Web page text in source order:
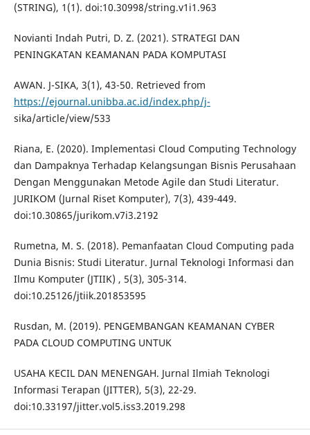
(STRING), 1(1). doi:10.30998/string.v1i1.963
Novianti Indah Putri, D. Z. (2021). STRATEGI DAN
PENINGKATAN KEAMANAN PADA KOMPUTASI
AWAN. J-SIKA, 3(1), 43-50. Retrieved from
https://ejournal.unibba.ac.id/index.php/j-
sika/article/view/533
Riana, E. (2020). Implementasi Cloud Computing Technology
dan Dampaknya Terhadap Kelangsungan Bisnis Perusahaan
Dengan Menggunakan Metode Agile dan Studi Literatur.
JURIKOM (Jurnal Riset Komputer), 7(3), 439-449.
doi:10.30865/jurikom.v7i3.2192
Rumetna, M. S. (2018). Pemanfaatan Cloud Computing pada
Dunia Bisnis: Studi Literatur. Jurnal Teknologi Informasi dan
Ilmu Komputer (JTIIK) , 5(3), 305-314.
doi:10.25126/jtiik.201853595
Rusdan, M. (2019). PENGEMBANGAN KEAMANAN CYBER
PADA CLOUD COMPUTING UNTUK
USAHA KECIL DAN MENENGAH. Jurnal Ilmiah Teknologi
Informasi Terapan (JITTER), 5(3), 22-29.
doi:10.33197/jitter.vol5.iss3.2019.298